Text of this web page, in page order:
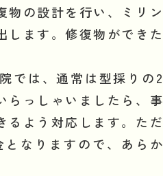
物の設計を行い、ミリン
します。修復物ができた
では、通常は型採りの2
らっしゃいましたら、事
るよう対応します。ただ
なりますので、あらか